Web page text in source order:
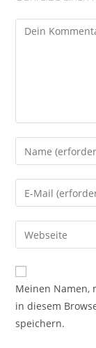
Kommentieren
Gib
deinen
Namen
oder
zum
Kommentieren
ein
Gib
deine
E-
Mail-
zum
Kommentieren
ein
Gib
deine
Website-
URL
Meinen Namen,
in diesem
speichern.